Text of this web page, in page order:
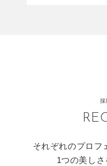
採
それぞれのプロフ
1つの美しさ